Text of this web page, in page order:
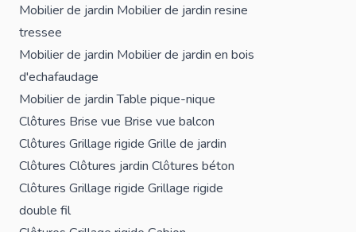
Mobilier de jardin Mobilier de jardin resine
tressee
Mobilier de jardin Mobilier de jardin en bois
d'echafaudage
Mobilier de jardin Table pique-nique
Clôtures Brise vue Brise vue balcon
Clôtures Grillage rigide Grille de jardin
Clôtures Clôtures jardin Clôtures béton
Clôtures Grillage rigide Grillage rigide
double fil